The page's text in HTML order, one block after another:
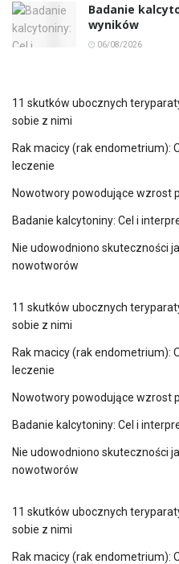
Badanie
wyników
06/08/2026
11 skutków ubocznych
sobie z nimi
Rak macicy (rak endometrium):
leczenie
Nowotwory powodujące wzrost
Badanie kalcytoniny: Cel i
Nie udowodniono skuteczności
nowotworów
11 skutków ubocznych
sobie z nimi
Rak macicy (rak endometrium):
leczenie
Nowotwory powodujące wzrost
Badanie kalcytoniny: Cel i
Nie udowodniono skuteczności
nowotworów
11 skutków ubocznych
sobie z nimi
Rak macicy (rak endometrium):